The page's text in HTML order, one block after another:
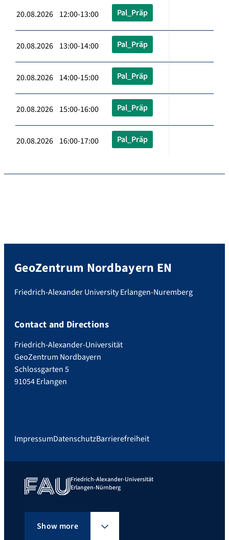
20.08.2026 12:00-13:00 Pal_Präp
20.08.2026 13:00-14:00 Pal_Präp
20.08.2026 14:00-15:00 Pal_Präp
20.08.2026 15:00-16:00 Pal_Präp
20.08.2026 16:00-17:00 Pal_Präp
GeoZentrum Nordbayern EN
Friedrich-Alexander University Erlangen-Nuremberg
Contact and Directions
Friedrich-Alexander-Universität
GeoZentrum Nordbayern
Schlossgarten 5
91054 Erlangen
ImpressumDatenschutzBarrierefreiheit
Friedrich-Alexander-Universität
Erlangen-Nürnberg
Show more